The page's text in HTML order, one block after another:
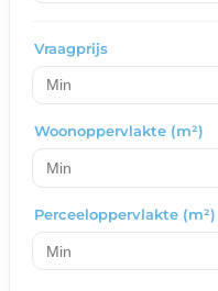
Vraagprijs
Woonoppervlakte (m²)
Perceeloppervlakte (m²)